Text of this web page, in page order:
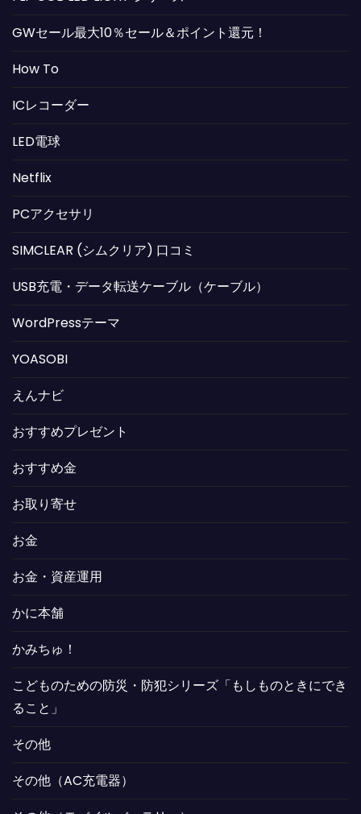
GWセール最大10％セール＆ポイント還元！
How To
ICレコーダー
LED電球
Netflix
PCアクセサリ
SIMCLEAR (シムクリア) 口コミ
USB充電・データ転送ケーブル（ケーブル）
WordPressテーマ
YOASOBI
えんナビ
おすすめプレゼント
おすすめ金
お取り寄せ
お金
お金・資産運用
かに本舗
かみちゅ！
こどものための防災・防犯シリーズ「もしものときにでき
ること」
その他
その他（AC充電器）